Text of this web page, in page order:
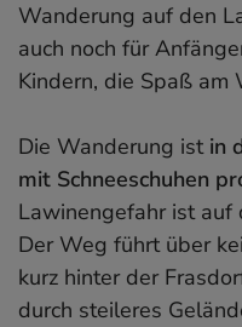
Wanderung auf den
auch noch für
Kindern, die Spaß am
Die Wanderung ist in
mit Schneeschuhen
Lawinengefahr ist auf
Der Weg führt über
kurz hinter der
durch steileres